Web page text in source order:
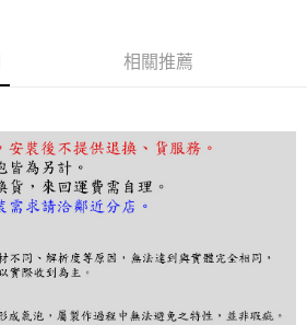
內，點擊此簡訊中的連結，可透過四大超商／
先享後付 」之結帳頁面顯示為準，若有關於
欲退款等相關疑問，請聯繫「AFTEE先享後付
support/home
公司提供之「AFTEE先享後付」服務完成之交
提供個人資料，並將交易相關給付款項請求債
司。
請瀏覽以下網址：
相關推薦